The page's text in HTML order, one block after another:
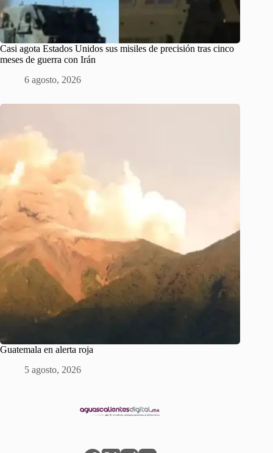
Casi agota Estados Unidos sus misiles de precisión tras cinco
meses de guerra con Irán
6 agosto, 2026
Guatemala en alerta roja
5 agosto, 2026